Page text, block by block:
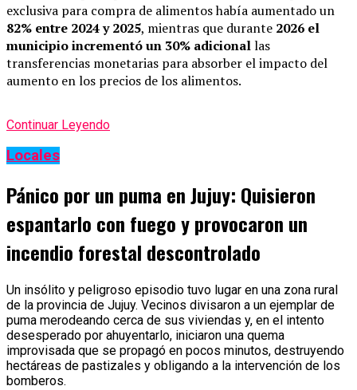
exclusiva para compra de alimentos había aumentado un
82% entre 2024 y 2025, mientras que durante 2026 el
municipio incrementó un 30% adicionallas
transferencias monetarias para absorber el impacto del
aumento en los precios de los alimentos.
Continuar Leyendo
Locales
Pánico por un puma en Jujuy: Quisieron
espantarlo con fuego y provocaron un
incendio forestal descontrolado
Un insólito y peligroso episodio tuvo lugar en una zona rural
de la provincia de Jujuy. Vecinos divisaron a un ejemplar de
puma merodeando cerca de sus viviendas y, en el intento
desesperado por ahuyentarlo, iniciaron una quema
improvisada que se propagó en pocos minutos, destruyendo
hectáreas de pastizales y obligando a la intervención de los
bomberos.